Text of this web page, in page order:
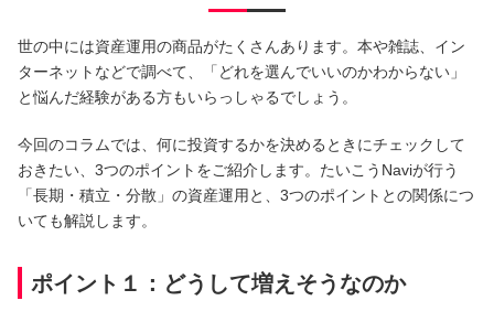
個人の
お客さま
法人の
お客さま
企業・
IR情報
採用
サービスのご案内 ログイン
デビット会員用 Web
（デビットカードをご利用のお客さま向け）
たいこうインターネット投信
世の中には資産運用の商品がたくさんあります。本や雑誌、イン
ターネットなどで調べて、「どれを選んでいいのかわからない」
と悩んだ経験がある方もいらっしゃるでしょう。
今回のコラムでは、何に投資するかを決めるときにチェックして
おきたい、3つのポイントをご紹介します。たいこうNaviが行う
「長期・積立・分散」の資産運用と、3つのポイントとの関係につ
いても解説します。
ポイント１：どうして増えそうなのか